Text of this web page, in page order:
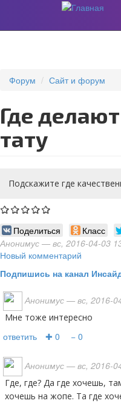
Форум Сайт и форум
Где делают в Славянске-на-Кубане
тату
Подскажите где
Поделиться Класс
Анонимус — вс, 2016-04-03
Новый комментарий
Подпишись на канал
Анонимус — вс, 2016-
мне тоже интересно
ответить ✚ 0 − 0
Анонимус — вс, 2016-
где, где? Да где хочешь, там и сделают. хочешь на спине, хочешь на животе, хочешь на лбу,
хочешь на жопе. Та где